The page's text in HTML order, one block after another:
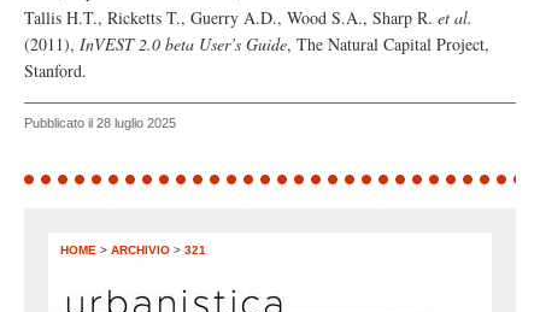
Tallis H.T., Ricketts T., Guerry A.D., Wood S.A., Sharp R. et al.
(2011), InVEST 2.0 beta User’s Guide, The Natural Capital Project,
Stanford.
Pubblicato il 28 luglio 2025
HOME > ARCHIVIO > 321